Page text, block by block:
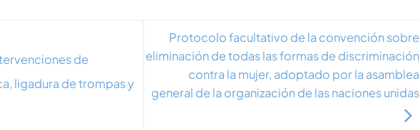
de
ligadura de trompas y
Protocolo facultativo de la convención sobre
eliminación de todas las formas de discriminación
contra la mujer, adoptado por la asamblea
general de la organización de las naciones unidas